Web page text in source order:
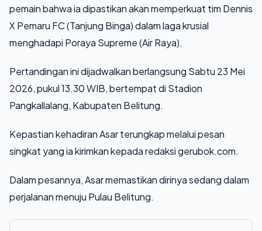
pemain bahwa ia dipastikan akan memperkuat tim Dennis
X Pemaru FC (Tanjung Binga) dalam laga krusial
menghadapi Poraya Supreme (Air Raya).
Pertandingan ini dijadwalkan berlangsung Sabtu 23 Mei
2026, pukul 13.30 WIB, bertempat di Stadion
Pangkallalang, Kabupaten Belitung.
Kepastian kehadiran Asar terungkap melalui pesan
singkat yang ia kirimkan kepada redaksi gerubok.com.
Dalam pesannya, Asar memastikan dirinya sedang dalam
perjalanan menuju Pulau Belitung.